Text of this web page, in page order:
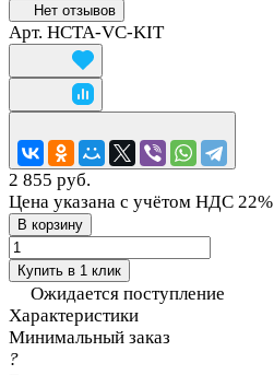
Нет отзывов
Арт. HCTA-VC-KIT
2 855 руб.
Цена указана с учётом НДС 22%
В корзину
Купить в 1 клик
Ожидается поступление
Характеристики
Минимальный заказ
?